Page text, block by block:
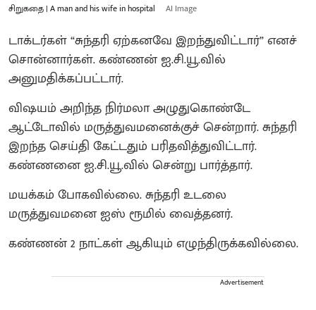
சிறுகதை | A man and his wife in hospital AI Image
டாக்டர்கள் “சுந்தரி ஏற்கனவே இறந்துவிட்டார்” எனச்
சொன்னார்கள். கண்ணன் ஐ.சி.யூ.வில்
அனுமதிக்கப்பட்டார்.
விஷயம் அறிந்த நிர்மலா அழுதுகொண்டே
ஆட்டோவில் மருத்துவமனைக்குச் சென்றார். சுந்தரி
இறந்த செய்தி கேட்டதும் பரிதவித்துவிட்டார்.
கண்ணனை ஐ.சி.யூ.வில் சென்று பார்த்தார்.
மயக்கம் போகவில்லை. சுந்தரி உடலை
மருத்துவமனை ஐஸ் ரூமில் வைத்தனர்.
கண்ணன் 2 நாட்கள் ஆகியும் எழுந்திருக்கவில்லை.
Advertisement